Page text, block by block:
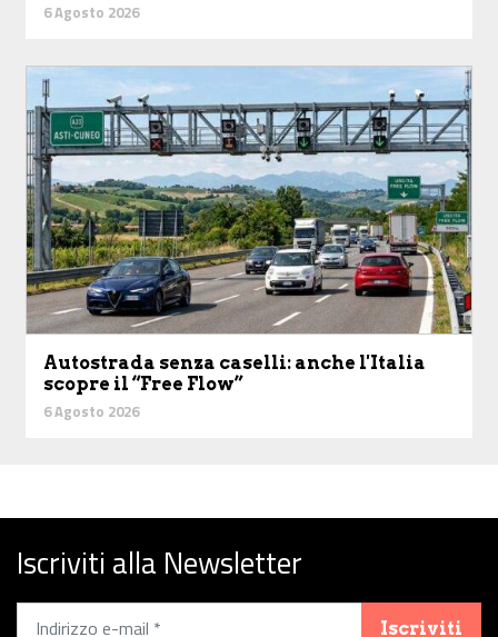
6 Agosto 2026
Autostrada senza caselli: anche l'Italia
scopre il “Free Flow”
6 Agosto 2026
Iscriviti alla Newsletter
Iscriviti